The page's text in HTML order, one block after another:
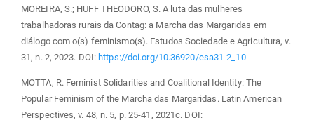
MOREIRA, S.; HUFF THEODORO, S. A luta das mulheres
trabalhadoras rurais da Contag: a Marcha das Margaridas em
diálogo com o(s) feminismo(s). Estudos Sociedade e Agricultura, v.
31, n. 2, 2023. DOI: https://doi.org/10.36920/esa31-2_10
MOTTA, R. Feminist Solidarities and Coalitional Identity: The
Popular Feminism of the Marcha das Margaridas. Latin American
Perspectives, v. 48, n. 5, p. 25-41, 2021c. DOI: